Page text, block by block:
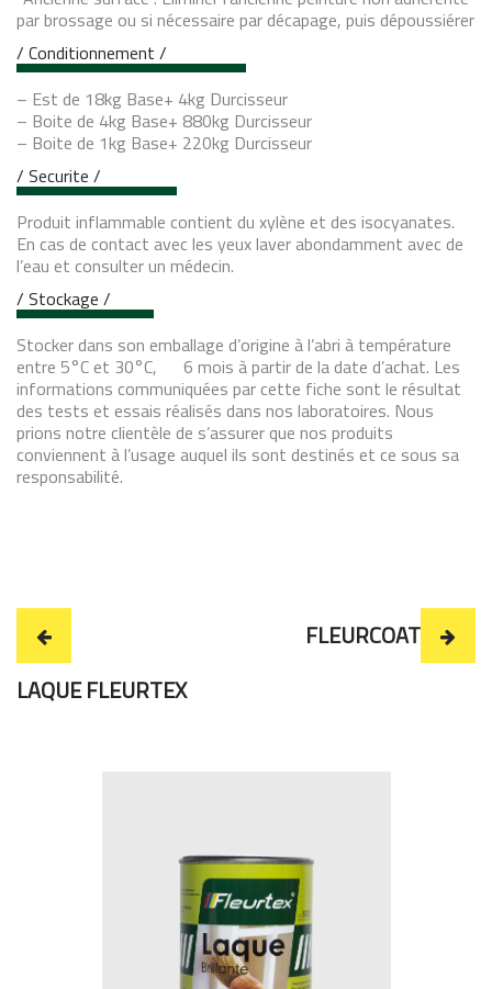
par brossage ou si nécessaire par décapage, puis dépoussiérer
/ Conditionnement /
– Est de 18kg Base+ 4kg Durcisseur
– Boite de 4kg Base+ 880kg Durcisseur
– Boite de 1kg Base+ 220kg Durcisseur
/ Securite /
Produit inflammable contient du xylène et des isocyanates.
En cas de contact avec les yeux laver abondamment avec de
l’eau et consulter un médecin.
/ Stockage /
Stocker dans son emballage d’origine à l’abri à température
entre 5°C et 30°C, 6 mois à partir de la date d’achat. Les
informations communiquées par cette fiche sont le résultat
des tests et essais réalisés dans nos laboratoires. Nous
prions notre clientèle de s’assurer que nos produits
conviennent à l’usage auquel ils sont destinés et ce sous sa
responsabilité.
LAQUE FLEURTEX
FLEURCOAT